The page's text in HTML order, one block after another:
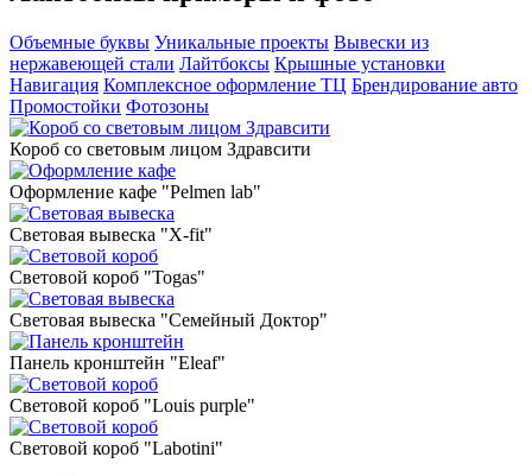
Объемные буквы Уникальные проекты Вывески из
нержавеющей стали Лайтбоксы Крышные установки
Навигация Комплексное оформление ТЦ Брендирование авто
Промостойки Фотозоны
Короб со световым лицом Здравсити
Оформление кафе "Pelmen lab"
Световая вывеска "X-fit"
Световой короб "Togas"
Световая вывеска "Семейный Доктор"
Панель кронштейн "Eleaf"
Cветовой короб "Louis purple"
Cветовой короб "Labotini"